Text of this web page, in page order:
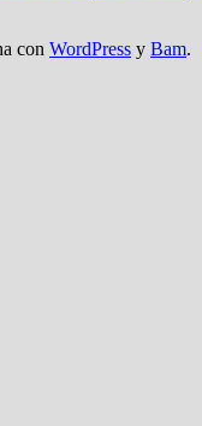
con WordPress y Bam.